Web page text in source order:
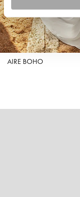
AIRE BOHO